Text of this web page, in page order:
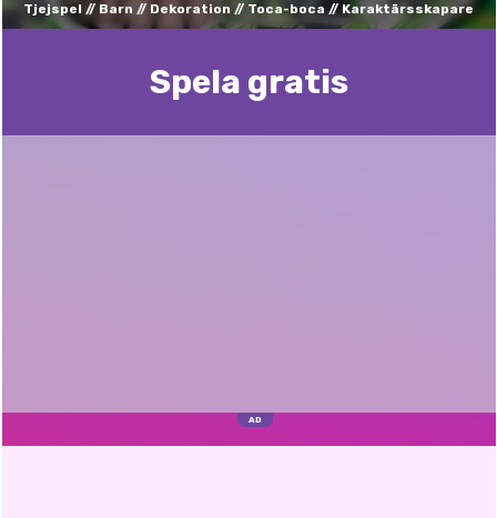
Tjejspel Barn Dekoration Toca-boca Karaktärsskapare
Spela gratis